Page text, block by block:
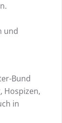
und
Bund
Hospizen,
in